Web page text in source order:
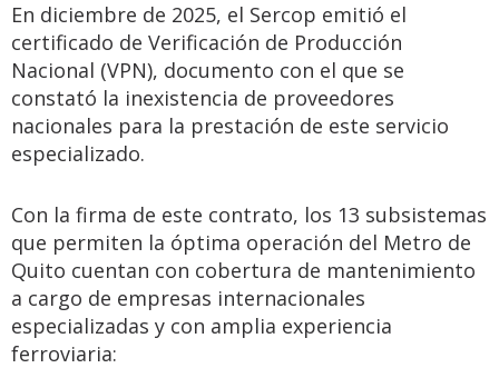
En diciembre de 2025, el Sercop emitió el
certificado de Verificación de Producción
Nacional (VPN), documento con el que se
constató la inexistencia de proveedores
nacionales para la prestación de este servicio
especializado.
Con la firma de este contrato, los 13 subsistemas
que permiten la óptima operación del Metro de
Quito cuentan con cobertura de mantenimiento
a cargo de empresas internacionales
especializadas y con amplia experiencia
ferroviaria: